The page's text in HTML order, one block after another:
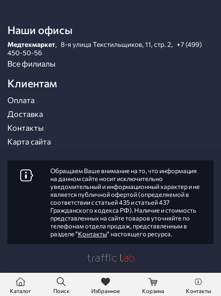
Наши офисы
Медтехмаркет, 8-я улица Текстильщиков, 11, стр. 2, +7 (499)
450-50-56
Все филиалы
Клиентам
Оплата
Доставка
Контакты
Карта сайта
Обращаем Ваше внимание на то, что информация
на данном сайте носит исключительно
уведомительный и информационный характер и не
является публичной офертой (определяемой в
соответствии с статьей 435 и статьей 437
Гражданского кодекса РФ). Наличие и стоимость
представленных на сайте товаров уточняйте по
телефонам отдела продаж, представленным в
разделе "Контакты" настоящего ресурса.
Каталог Поиск Избранное Корзина Контакты